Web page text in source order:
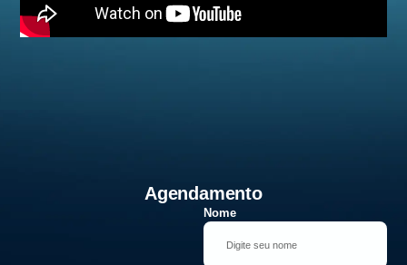
Agendamento
Nome